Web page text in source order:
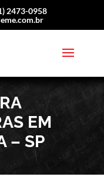
2473-0958
EM
– SP